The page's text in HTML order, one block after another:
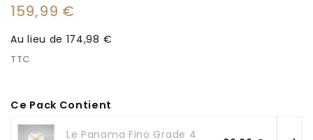
159,99 €
Au lieu de 174,98 €
TTC
Ce Pack Contient
Le Panama Fino Grade 4